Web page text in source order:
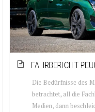
FAHRBERICHT
Die Bedürfnisse des
betrachtet, all die
Medien, dann